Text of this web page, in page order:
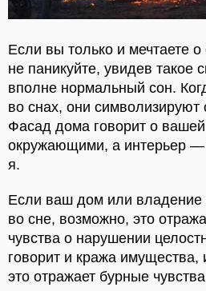
Если вы только и мечтаете
не паникуйте, увидев такое
вполне нормальный сон.
во снах, они символизируют
Фасад дома говорит о
окружающими, а интерьер
я.
Если ваш дом или владение
во сне, возможно, это
чувства о нарушении
говорит и кража имущества,
это отражает бурные